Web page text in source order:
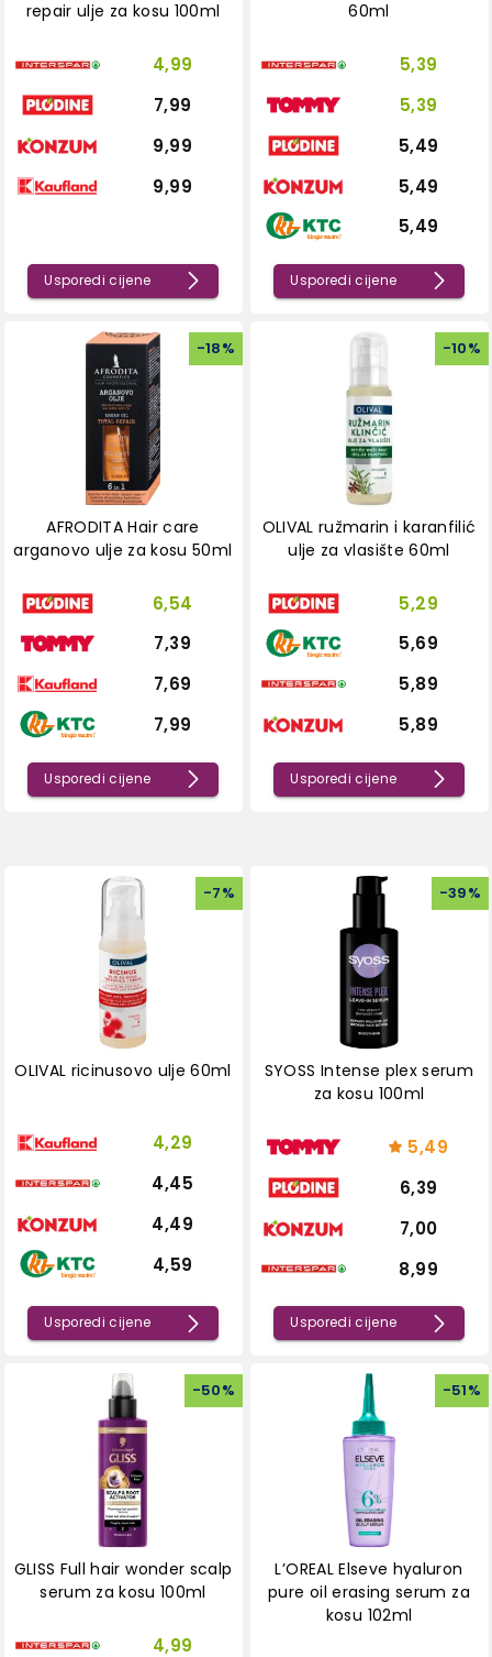
repair ulje za kosu 100ml
4,99
7,99
9,99
9,99
Usporedi cijene
60ml
5,39
5,39
5,49
5,49
5,49
Usporedi cijene
-18%
AFRODITA Hair care
arganovo ulje za kosu 50ml
6,54
7,39
7,69
7,99
Usporedi cijene
-10%
OLIVAL ružmarin i karanfilić
ulje za vlasište 60ml
5,29
5,69
5,89
5,89
Usporedi cijene
-7%
OLIVAL ricinusovo ulje 60ml
4,29
4,45
4,49
4,59
Usporedi cijene
-39%
SYOSS Intense plex serum
za kosu 100ml
5,49
6,39
7,00
8,99
Usporedi cijene
-50%
GLISS Full hair wonder scalp
serum za kosu 100ml
4,99
-51%
L’OREAL Elseve hyaluron
pure oil erasing serum za
kosu 102ml